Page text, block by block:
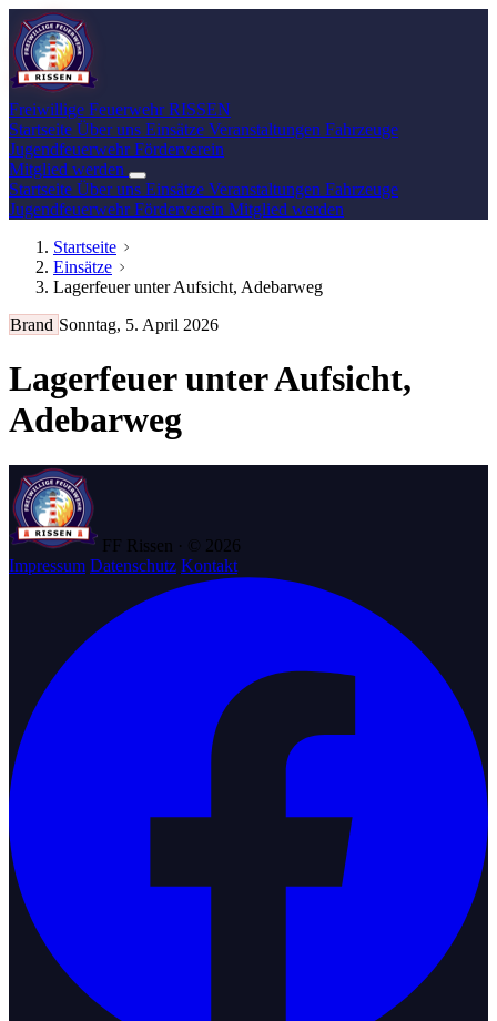
Freiwillige Feuerwehr RISSEN
Startseite Über uns Einsätze Veranstaltungen Fahrzeuge
JugendfeuerwehrFörderverein
Mitglied werden
Startseite Über uns Einsätze Veranstaltungen Fahrzeuge
JugendfeuerwehrFörderverein Mitglied werden
Startseite
Einsätze
Lagerfeuer unter Aufsicht, Adebarweg
Brand Sonntag, 5. April 2026
Lagerfeuer unter Aufsicht,
Adebarweg
FF Rissen · © 2026
Impressum Datenschutz Kontakt